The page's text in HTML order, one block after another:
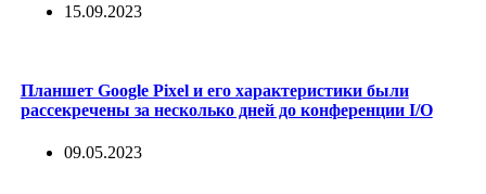
15.09.2023
Планшет Google Pixel и его характеристики были
рассекречены за несколько дней до конференции I/O
09.05.2023